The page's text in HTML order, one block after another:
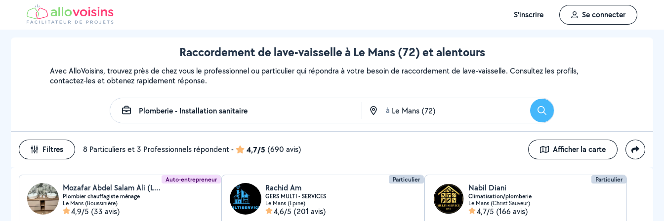
S'inscrire Se connecter
Raccordement de lave-vaisselle à Le Mans (72) et alentours
Avec AlloVoisins, trouvez près de chez vous le professionnel ou particulier qui répondra à votre besoin de raccordement de lave-vaisselle. Consultez les profils,
contactez-les et obtenez rapidement réponse.
à Rechercher
Filtres 8 Particuliers et 3 Professionnels répondent- 4,7/5 (690 avis) Afficher la carte
Auto-entrepreneur
Mozafar Abdel Salam Ali (Lavage auto à domicile)
Plombier chauffagiste ménage
Le Mans (Boussinière)
4,9/5 (33 avis)
Particulier
Rachid Am
GERS MULTI - SERVICES
Le Mans (Epine)
4,6/5 (201 avis)
Particulier
Nabil Diani
Climatisation/plomberie
Le Mans (Christ Sauveur)
4,7/5 (166 avis)